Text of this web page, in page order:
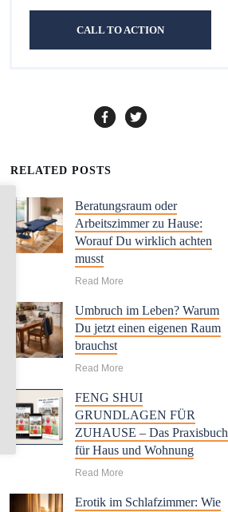
CALL TO ACTION
RELATED POSTS
Beratungsraum oder
Arbeitszimmer zu Hause:
Worauf Du wirklich achten
musst
Read More
Umbruch im Leben? Warum
Du jetzt einen eigenen Raum
brauchst
Read More
FENG SHUI
GRUNDLAGEN FÜR
ZUHAUSE – Das Praxisbuch
für Haus und Wohnung
Read More
Erotik im Schlafzimmer: Wie